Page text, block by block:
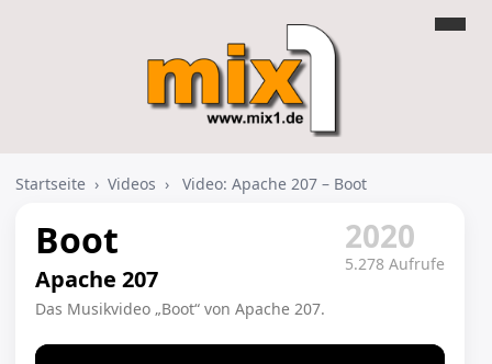
Startseite › Videos › Video: Apache 207 – Boot
Boot
Apache 207
Das Musikvideo „Boot“ von Apache 207.
2020
5.278 Aufrufe